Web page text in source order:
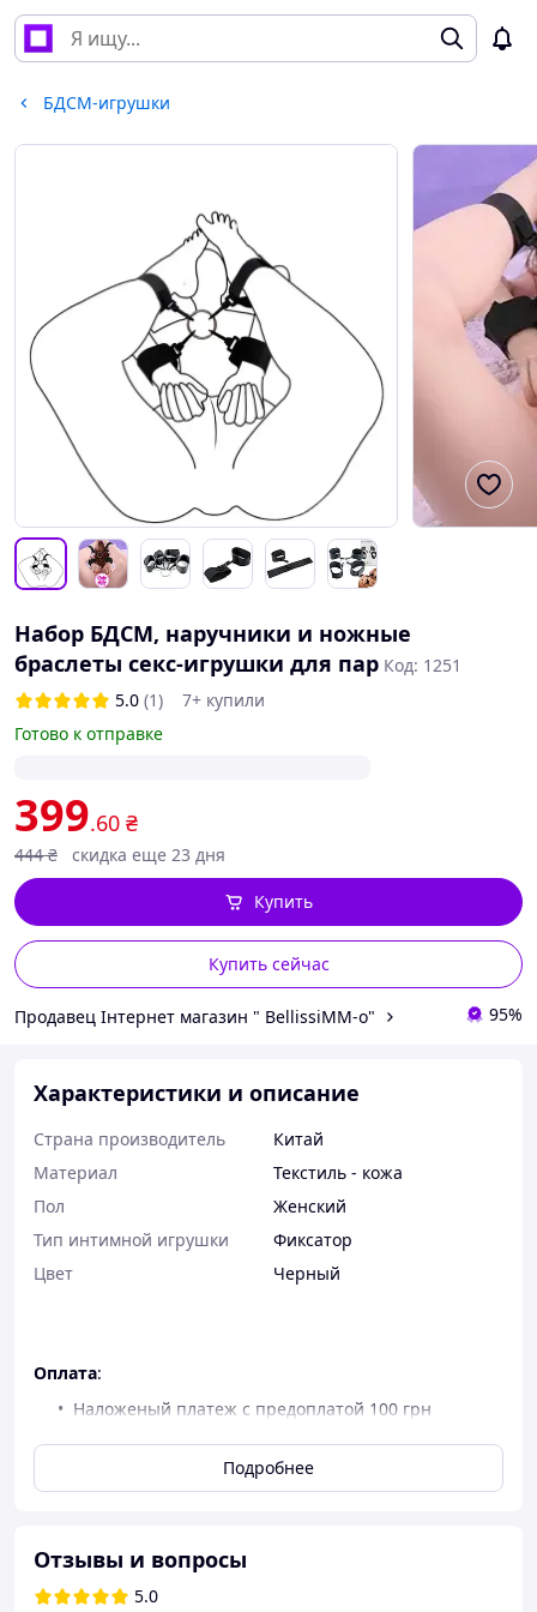
БДСМ-игрушки
Набор БДСМ, наручники и ножные
браслеты секс-игрушки для пар Код: 1251
5.0 (1)
7+ купили
Готово к отправке
399.60 ₴
444 ₴ скидка еще 23 дня
Купить сейчас
Купить
Продавец Інтернет магазин " BellissiMM-o" 95%
Характеристики и описание
Страна производитель
Китай
Материал
Текстиль - кожа
Пол
Женский
Тип интимной игрушки
Фиксатор
Цвет
Черный
Оплата:
Наложеный платеж с предоплатой 100 грн
предоплата гарантирует вашу отвественность и
Оформить заказ или получить консультаци.:
сайте через корзину 24 часа, напишите в чате,
Подробнее
Отзывы и вопросы
5.0